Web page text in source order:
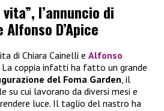
l’annuncio di
D’Apice
di Chiara Cainelli e Alfonso
La coppia infatti ha fatto un grande
del Foma Garden , il
su cui lavorano da diversi mesi e
luce. Il taglio del nastro ha